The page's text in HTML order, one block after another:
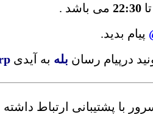
تا 22:30 می باشد .
پیام بدید.
درپیام رسان بله به آیدی
با پشتیبانی ارتباط داشته